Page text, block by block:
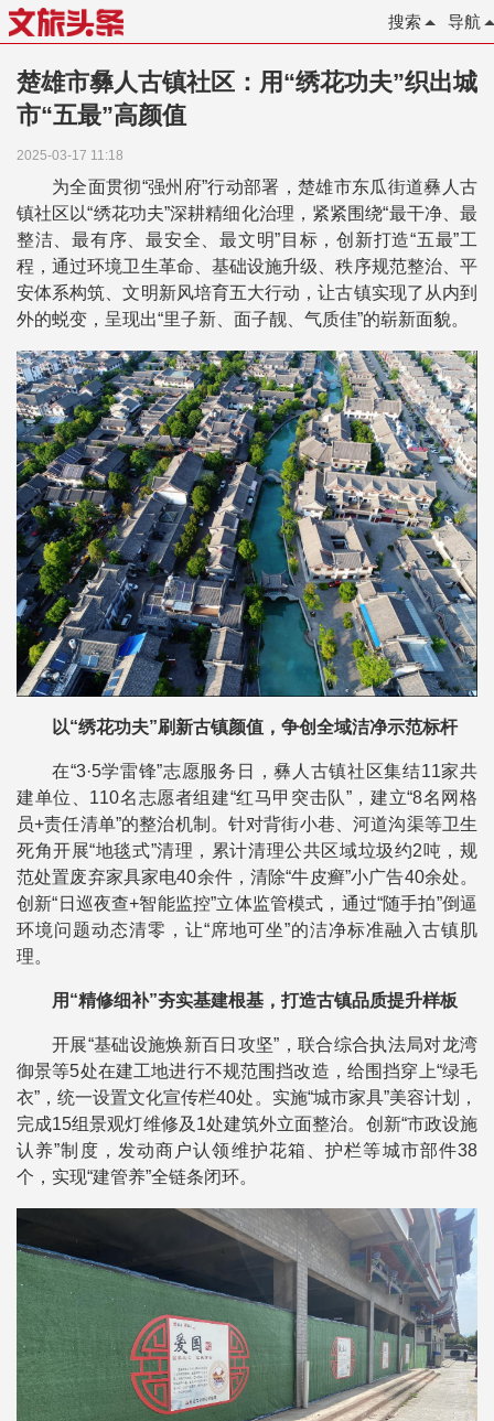
导航
搜索
楚雄市彝人古镇社区：用“绣花功夫”织出城
市“五最”高颜值
2025-03-17 11:18
为全面贯彻“强州府”行动部署，楚雄市东瓜街道彝人古
镇社区以“绣花功夫”深耕精细化治理，紧紧围绕“最干净、最
整洁、最有序、最安全、最文明”目标，创新打造“五最”工
程，通过环境卫生革命、基础设施升级、秩序规范整治、平
安体系构筑、文明新风培育五大行动，让古镇实现了从内到
外的蜕变，呈现出“里子新、面子靓、气质佳”的崭新面貌。
以“绣花功夫”刷新古镇颜值，争创全域洁净示范标杆
在“3·5学雷锋”志愿服务日，彝人古镇社区集结11家共
建单位、110名志愿者组建“红马甲突击队”，建立“8名网格
员+责任清单”的整治机制。针对背街小巷、河道沟渠等卫生
死角开展“地毯式”清理，累计清理公共区域垃圾约2吨，规
范处置废弃家具家电40余件，清除“牛皮癣”小广告40余处。
创新“日巡夜查+智能监控”立体监管模式，通过“随手拍”倒逼
环境问题动态清零，让“席地可坐”的洁净标准融入古镇肌
理。
用“精修细补”夯实基建根基，打造古镇品质提升样板
开展“基础设施焕新百日攻坚”，联合综合执法局对龙湾
御景等5处在建工地进行不规范围挡改造，给围挡穿上“绿毛
衣”，统一设置文化宣传栏40处。实施“城市家具”美容计划，
完成15组景观灯维修及1处建筑外立面整治。创新“市政设施
认养”制度，发动商户认领维护花箱、护栏等城市部件38
个，实现“建管养”全链条闭环。